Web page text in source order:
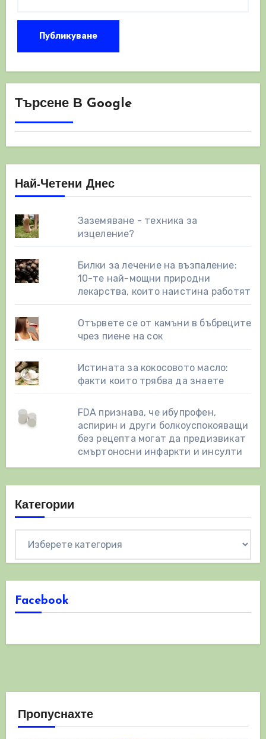
Търсене В Google
Най-Четени Днес
Заземяване - техника за
изцеление?
Билки за лечение на възпаление:
10-те най-мощни природни
лекарства, които наистина работят
Отървете се от камъни в бъбреците
чрез пиене на сок
Истината за кокосовото масло:
факти които трябва да знаете
FDA признава, че ибупрофен,
аспирин и други болкоуспокояващи
без рецепта могат да предизвикат
смъртоносни инфаркти и инсулти
Категории
Facebook
Пропуснахте